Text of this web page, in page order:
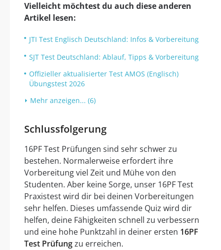
Vielleicht möchtest du auch diese anderen
Artikel lesen:
JTI Test Englisch Deutschland: Infos & Vorbereitung
SJT Test Deutschland: Ablauf, Tipps & Vorbereitung
Offizieller aktualisierter Test AMOS (Englisch)
Übungstest 2026
Mehr anzeigen... (6)
Schlussfolgerung
16PF Test Prüfungen sind sehr schwer zu
bestehen. Normalerweise erfordert ihre
Vorbereitung viel Zeit und Mühe von den
Studenten. Aber keine Sorge, unser 16PF Test
Praxistest wird dir bei deinen Vorbereitungen
sehr helfen. Dieses umfassende Quiz wird dir
helfen, deine Fähigkeiten schnell zu verbessern
und eine hohe Punktzahl in deiner ersten 16PF
Test Prüfungzu erreichen.